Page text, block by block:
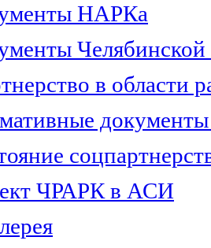
НАРКа
Челябинской
в области
документы
ЧРАРК в АСИ